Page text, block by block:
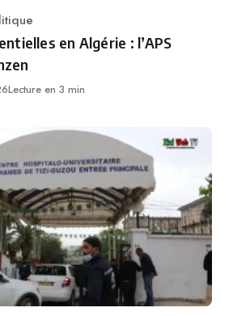
en Algérie : l’APS
Lecture en 3 min